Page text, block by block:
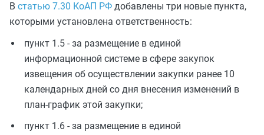
В статью 7.30 КоАП РФ добавлены три новые пункта,
которыми установлена ответственность:
пункт 1.5 - за размещение в единой
информационной системе в сфере закупок
извещения об осуществлении закупки ранее 10
календарных дней со дня внесения изменений в
план-график этой закупки;
пункт 1.6 - за размещение в единой